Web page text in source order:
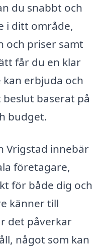
du snabbt och
i ditt område,
och priser samt
får du en klar
erbjuda och
baserat på
budget.
Vrigstad innebär
företagare,
för både dig och
känner till
det påverkar
något som kan